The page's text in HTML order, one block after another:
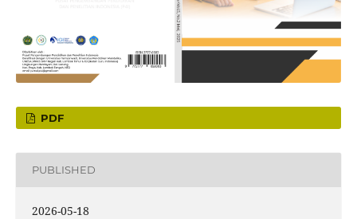
PDF
PUBLISHED
2026-05-18